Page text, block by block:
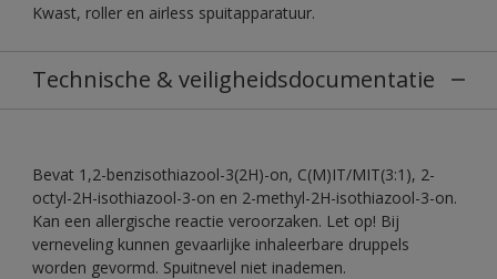
Kwast, roller en airless spuitapparatuur.
Technische & veiligheidsdocumentatie
Bevat 1,2-benzisothiazool-3(2H)-on, C(M)IT/MIT(3:1), 2-
octyl-2H-isothiazool-3-on en 2-methyl-2H-isothiazool-3-on.
Kan een allergische reactie veroorzaken. Let op! Bij
verneveling kunnen gevaarlijke inhaleerbare druppels
worden gevormd. Spuitnevel niet inademen.